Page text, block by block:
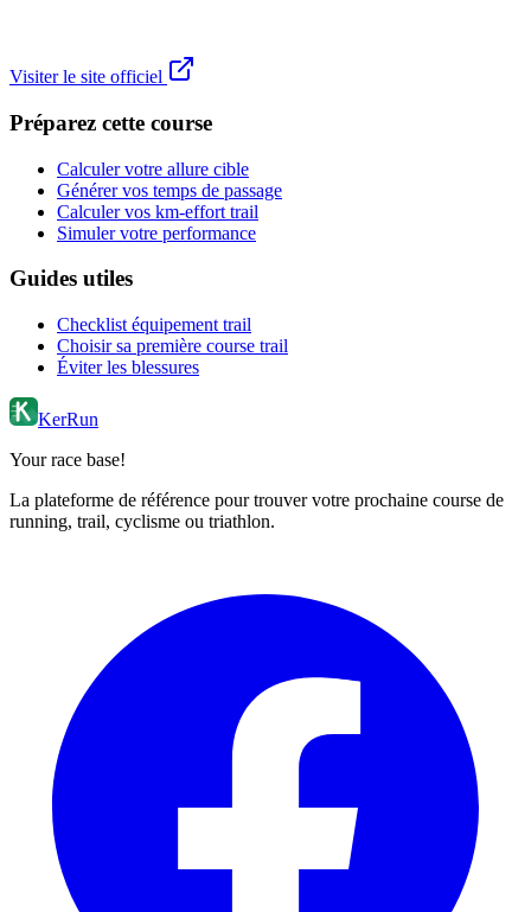
Visiter le site officiel
Préparez cette course
Calculer votre allure cible
Générer vos temps de passage
Calculer vos km-effort trail
Simuler votre performance
Guides utiles
Checklist équipement trail
Choisir sa première course trail
Éviter les blessures
KerRun
Your race base!
La plateforme de référence pour trouver votre prochaine course de
running, trail, cyclisme ou triathlon.